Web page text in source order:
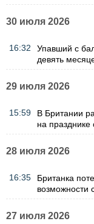
30 июля 2026
16:32
Упавший с
девять
29 июля 2026
15:59
В Британии
на празднике
28 июля 2026
16:35
Британка
возможности
27 июля 2026